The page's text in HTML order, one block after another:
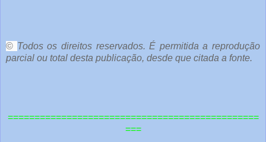
ê
u
© Todos os direitos reservados. É permitida a reprodução
parcial ou total desta publicação, desde que citada a fonte.
===============================================
===